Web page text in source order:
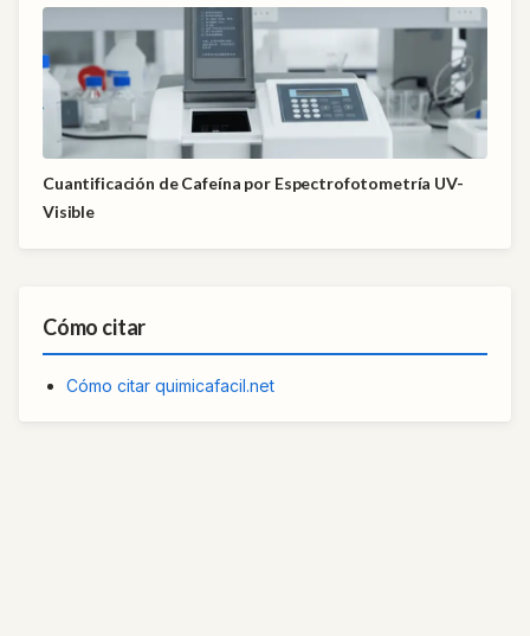
Cuantificación de Cafeína por Espectrofotometría UV-
Visible
Cómo citar
Cómo citar quimicafacil.net